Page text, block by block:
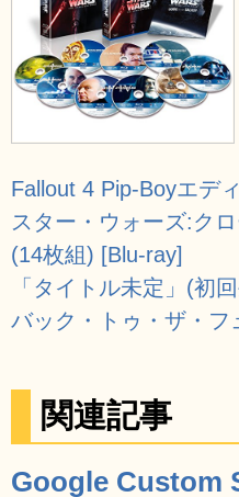
Fallout 4 Pip-Boyエデ
スター・ウォーズ:ク
(14枚組) [Blu-ray]
「タイトル未定」(初
バック・トゥ・ザ・
関連記事
Google Custom